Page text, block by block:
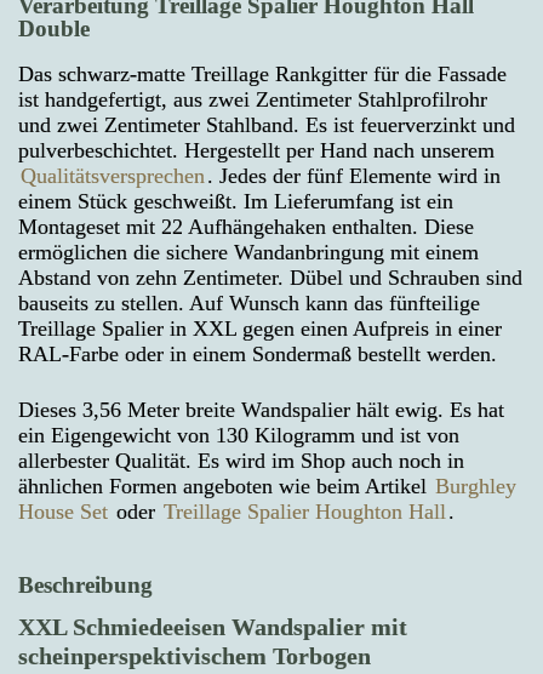
Verarbeitung Treillage Spalier Houghton Hall
Double
Das schwarz-matte Treillage Rankgitter für die Fassade
ist handgefertigt, aus zwei Zentimeter Stahlprofilrohr
und zwei Zentimeter Stahlband. Es ist feuerverzinkt und
pulverbeschichtet. Hergestellt per Hand nach unserem
Qualitätsversprechen . Jedes der fünf Elemente wird in
einem Stück geschweißt. Im Lieferumfang ist ein
Montageset mit 22 Aufhängehaken enthalten. Diese
ermöglichen die sichere Wandanbringung mit einem
Abstand von zehn Zentimeter. Dübel und Schrauben sind
bauseits zu stellen. Auf Wunsch kann das fünfteilige
Treillage Spalier in XXL gegen einen Aufpreis in einer
RAL-Farbe oder in einem Sondermaß bestellt werden.
Dieses 3,56 Meter breite Wandspalier hält ewig. Es hat
ein Eigengewicht von 130 Kilogramm und ist von
allerbester Qualität. Es wird im Shop auch noch in
ähnlichen Formen angeboten wie beim Artikel Burghley
House Set oder Treillage Spalier Houghton Hall .
Beschreibung
XXL Schmiedeeisen Wandspalier mit
scheinperspektivischem Torbogen